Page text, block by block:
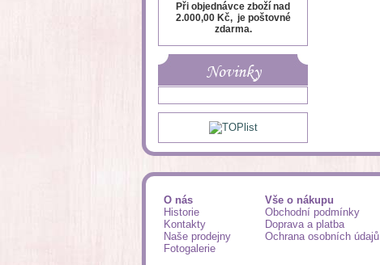
Při objednávce zboží nad
2.000,00 Kč, je poštovné
zdarma.
Novinky
O nás
Historie
Kontakty
Naše prodejny
Fotogalerie
Vše o nákupu
Obchodní podmínky
Doprava a platba
Ochrana osobních údajů